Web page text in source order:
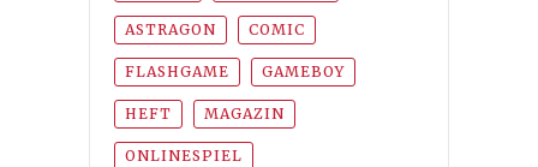
ASTRAGON COMIC
FLASHGAME GAMEBOY
HEFT MAGAZIN
ONLINESPIEL